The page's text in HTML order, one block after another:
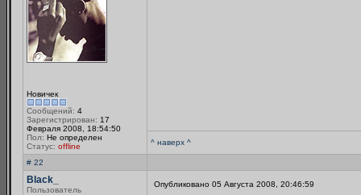
Новичек
Сообщений: 4
Зарегистрирован: 17
Февраля 2008, 18:54:50
Пол: Не определен
Статус: offline ^ наверх ^
# 22
Black_
Пользователь
Опубликовано 05 Августа 2008, 20:46:59